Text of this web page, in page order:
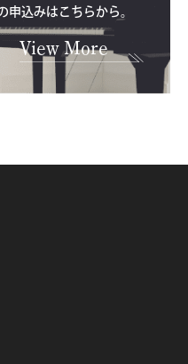
申込みはこちらから。
View More